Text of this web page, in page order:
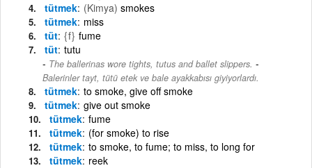
tütmek (Kimya) smokes
tütmek miss
tüt {f} fume
tüt tutu
The ballerinas wore tights, tutus and ballet slippers. -
Balerinler tayt, tütü etek ve bale ayakkabısı giyiyorlardı.
tütmek to smoke, give off smoke
tütmek give out smoke
tütmek fume
tütmek (for smoke) to rise
tütmek to smoke, to fume; to miss, to long for
tütmek reek